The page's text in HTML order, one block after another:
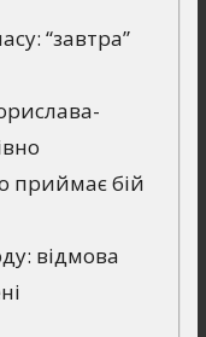
“завтра”
приймає бій
відмова